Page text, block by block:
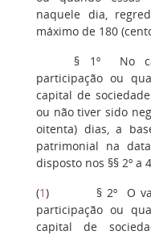
naquele dia,
máximo de 180
§ 1º No
participação ou
capital de
ou não tiver sido
oitenta) dias, a
patrimonial na
disposto nos §§ 2º a
(1) § 2º O valor
participação ou
capital de